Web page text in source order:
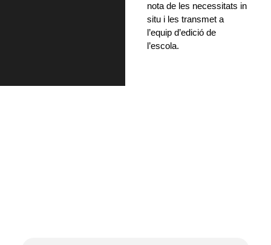
nota de les necessitats in
situ i les transmet a
l’equip d’edició de
l’escola.